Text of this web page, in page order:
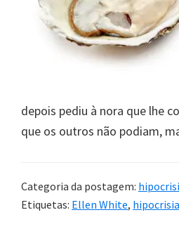
depois pediu à nora que lhe
que os outros não podiam,
Categoria da postagem:
Etiquetas: Ellen White, hipocrisia